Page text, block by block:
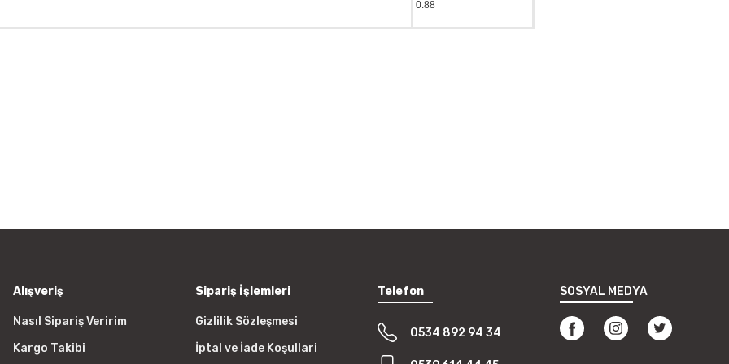
0.88
Alışveriş
Nasıl Sipariş Veririm
Kargo Takibi
Sipariş İşlemleri
Gizlilik Sözleşmesi
İptal ve İade Koşullari
Telefon
0534 892 94 34
SOSYAL MEDYA